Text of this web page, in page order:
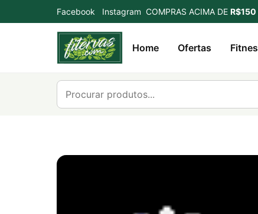
Facebook Instagram COMPRAS ACIMA DE R$150
Home Ofertas